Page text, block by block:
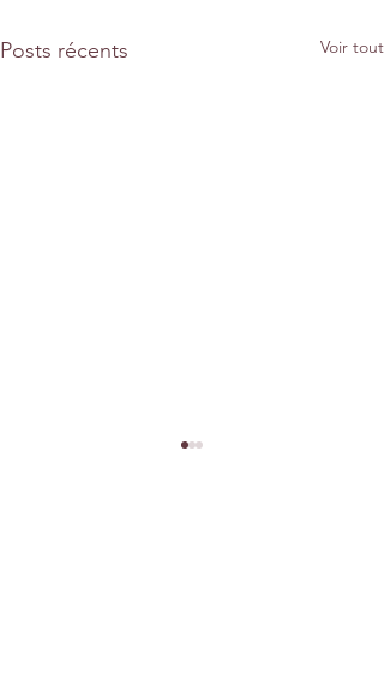
Posts récents Voir tout